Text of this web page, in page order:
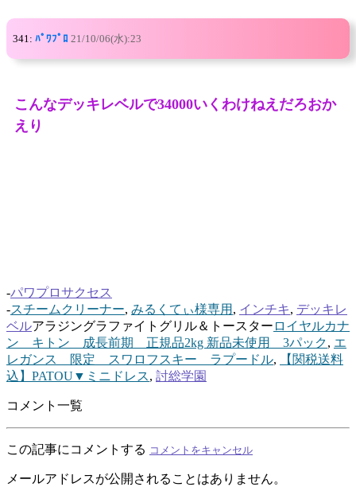
341: ﾊﾟﾜﾌﾟﾛ 21/10/06(水):23
こんなデッキレベルで34000いくわけねえだろおか
えり
-パワプロサクセス
-スチームクリーナー, みるくてぃ様専用 , インチキ, デッキレ
ベルアラジングラファイトグリル＆トースター ロイヤルカナ
ン キトン 成長前期 正規品2kg 新品未使用 3パック, エ
レガンス 限定 スワロフスキー ラプードル,
【関税送料
込】PATOU▼ミニドレス, 討総学園
コメント一覧
この記事にコメントする コメントをキャンセル
メールアドレスが公開されることはありません。